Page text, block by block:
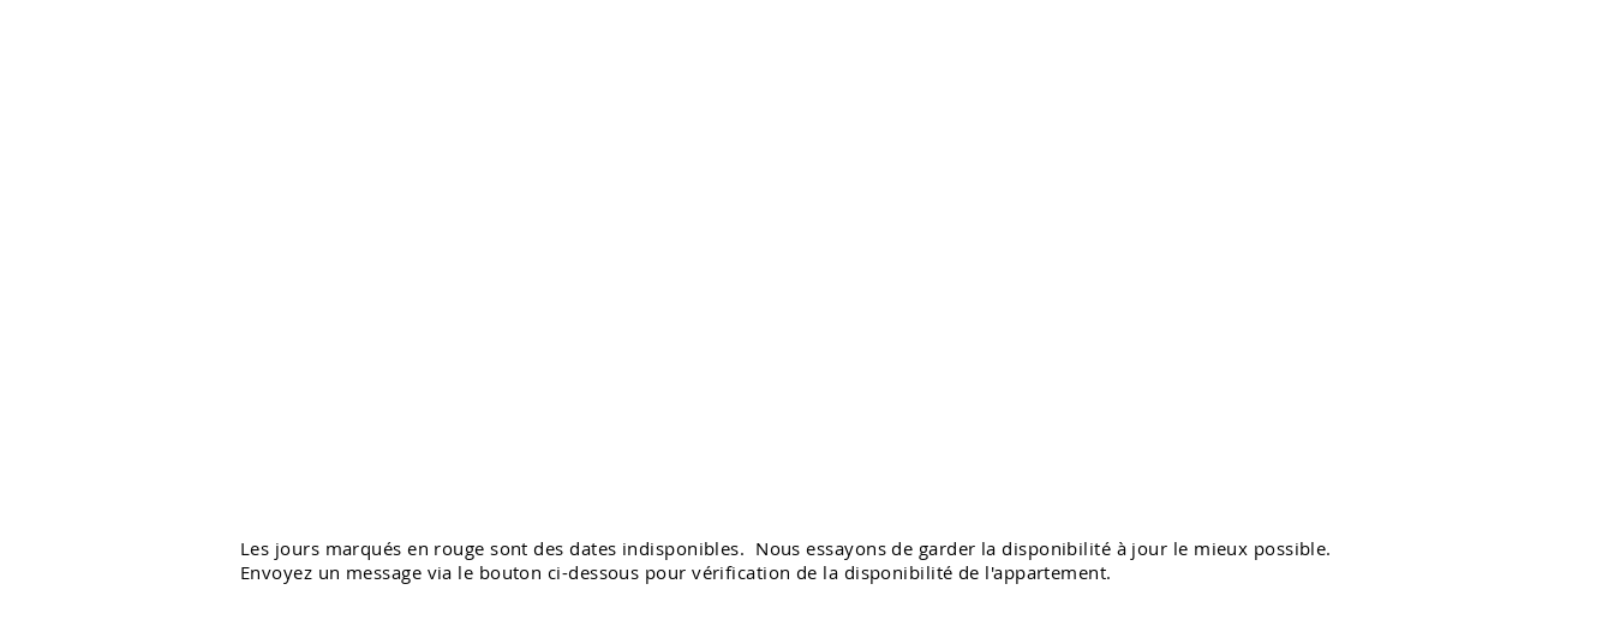
Les jours marqués en rouge sont des dates indisponibles. Nous essayons de garder la disponibilité à jour le mieux possible.
Envoyez un message via le bouton ci-dessous pour vérification de la disponibilité de l'appartement.